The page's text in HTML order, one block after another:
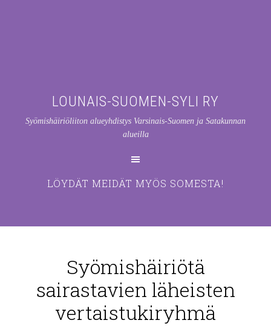
LOUNAIS-SUOMEN-SYLI RY
Syömishäiriöliiton alueyhdistys Varsinais-Suomen ja Satakunnan
alueilla
LÖYDÄT MEIDÄT MYÖS SOMESTA!
Syömishäiriötä
sairastavien läheisten
vertaistukiryhmä